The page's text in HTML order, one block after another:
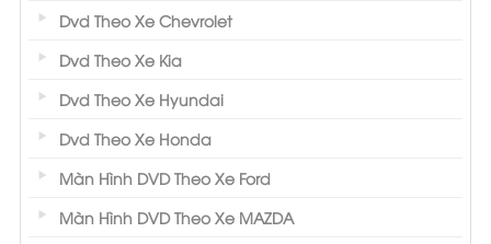
Dvd Theo Xe Chevrolet
Dvd Theo Xe Kia
Dvd Theo Xe Hyundai
Dvd Theo Xe Honda
Màn Hình DVD Theo Xe Ford
Màn Hình DVD Theo Xe MAZDA